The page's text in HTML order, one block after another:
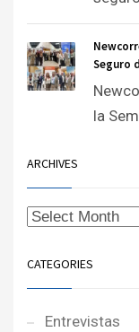
Seguro
la
ARCHIVES
CATEGORIES
Entrevistas